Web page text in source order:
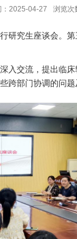
：2025-04-27 浏览次
究生座谈会。
交流，提出临
部门协调的问